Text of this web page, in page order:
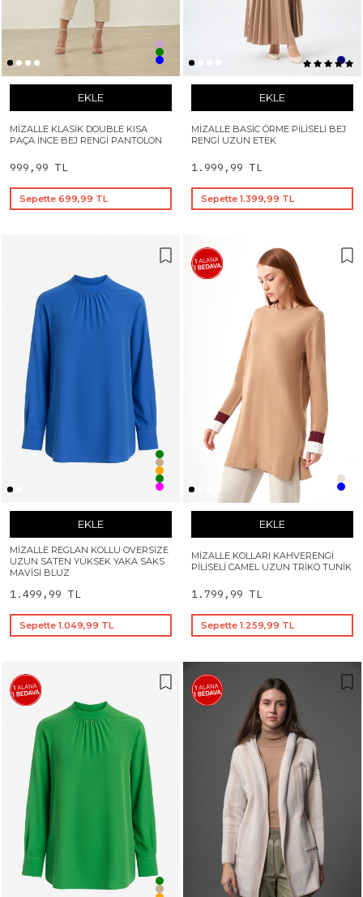
EKLE
MIZALLE KLASIK DOUBLE KISA
PAÇA İNCE BEJ RENGI PANTOLON
999,99 TL
Sepette 699,99 TL
EKLE
MIZALLE BASIC ÖRME PILISELI BEJ
RENGI UZUN ETEK
1.999,99 TL
Sepette 1.399,99 TL
EKLE
MIZALLE REGLAN KOLLU OVERSIZE
UZUN SATEN YÜKSEK YAKA SAKS
MAVISI BLUZ
1.499,99 TL
Sepette 1.049,99 TL
EKLE
MIZALLE KOLLARI KAHVERENGI
PILISELI CAMEL UZUN TRIKO TUNIK
1.799,99 TL
Sepette 1.259,99 TL